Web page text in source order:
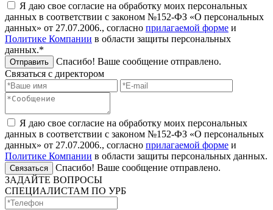
Я даю свое согласие на обработку моих персональных
данных в соответствии с законом №152-ФЗ «О персональных
данных» от 27.07.2006., согласно прилагаемой форме и
Политике Компании в области защиты персональных
данных.*
Отправить
Спасибо! Ваше сообщение отправлено.
Связаться с директором
Я даю свое согласие на обработку моих персональных
данных в соответствии с законом №152-ФЗ «О персональных
данных» от 27.07.2006., согласно прилагаемой форме и
Политике Компании в области защиты персональных данных.
Связаться
Спасибо! Ваше сообщение отправлено.
ЗАДАЙТЕ ВОПРОСЫ
СПЕЦИАЛИСТАМ ПО УРБ